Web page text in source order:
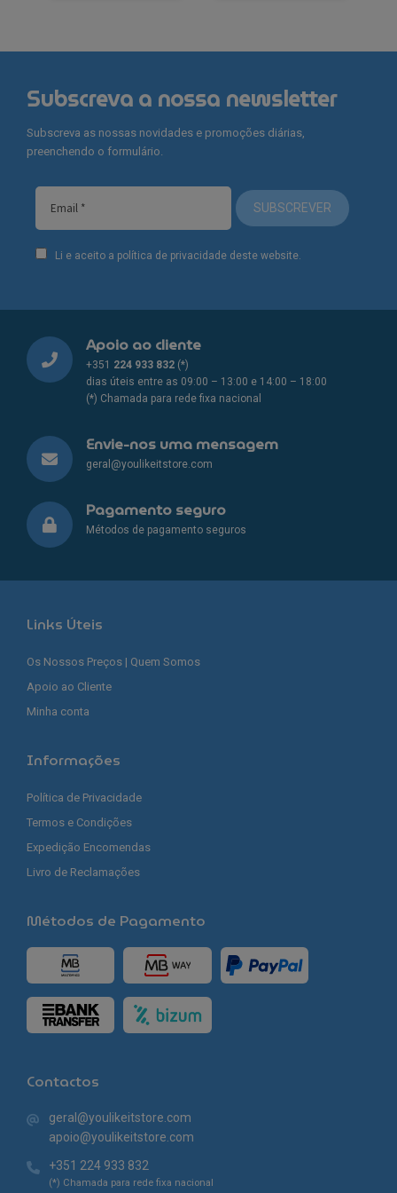
Subscreva a nossa newsletter
Subscreva as nossas novidades e promoções diárias,
preenchendo o formulário.
SUBSCREVER
Li e aceito a política de privacidade deste website.
Apoio ao cliente
+351 224 933 832 (*)
dias úteis entre as 09:00 – 13:00 e 14:00 – 18:00
(*) Chamada para rede fixa nacional
Envie-nos uma mensagem
geral@youlikeitstore.com
Pagamento seguro
Métodos de pagamento seguros
Links Úteis
Os Nossos Preços | Quem Somos
Apoio ao Cliente
Minha conta
Informações
Política de Privacidade
Termos e Condições
Expedição Encomendas
Livro de Reclamações
Métodos de Pagamento
Contactos
geral@youlikeitstore.com
apoio@youlikeitstore.com
+351 224 933 832
(*) Chamada para rede fixa nacional